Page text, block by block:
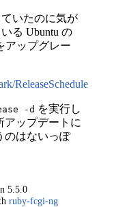
ていたのに気が
る Ubuntu の
アップグレー
ReleaseSchedule
-d を実行し
アップデートに
のはないっぽ
5.5.0
ruby-fcgi-ng